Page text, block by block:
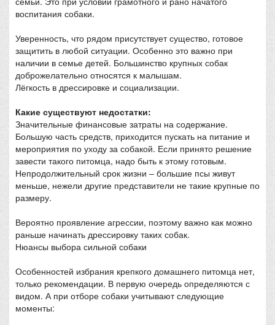
воспитания собаки.
Уверенность, что рядом присутствует существо, готовое
защитить в любой ситуации. Особенно это важно при
наличии в семье детей. Большинство крупных собак
доброжелательно относятся к малышам.
Лёгкость в дрессировке и социализации.
Какие существуют недостатки:
Значительные финансовые затраты на содержание.
Большую часть средств, приходится пускать на питание и
мероприятия по уходу за собакой. Если принято решение
завести такого питомца, надо быть к этому готовым.
Непродолжительный срок жизни – большие псы живут
меньше, нежели другие представители не такие крупные по
размеру.
Вероятно проявление агрессии, поэтому важно как можно
раньше начинать дрессировку таких собак.
Нюансы выбора сильной собаки
Особенностей избрания крепкого домашнего питомца нет,
только рекомендации. В первую очередь определяются с
видом. А при отборе собаки учитывают следующие
моменты: